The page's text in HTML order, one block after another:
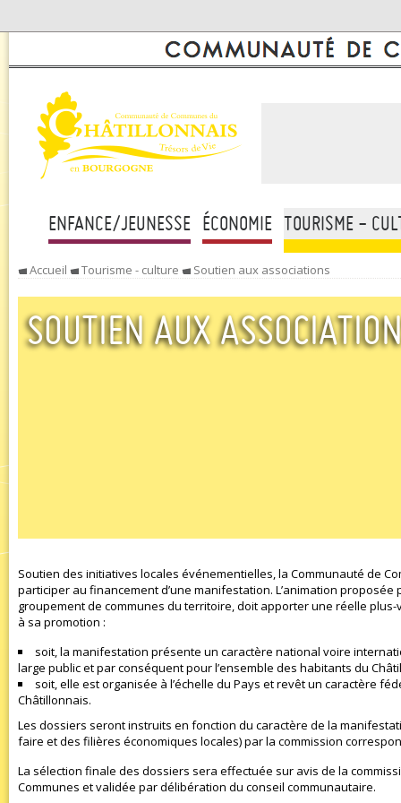
ENFANCE/JEUNESSE ÉCONOMIE TOURISME -
Accueil Tourisme - culture Soutien aux associations
SOUTIEN AUX
Soutien des initiatives locales événementielles, la Communauté de
participer au financement d’une manifestation. L’animation
groupement de communes du territoire, doit apporter une réelle
à sa promotion :
soit, la manifestation présente un caractère national voire
large public et par conséquent pour l’ensemble des habitants du
soit, elle est organisée à l’échelle du Pays et revêt un caractère
Châtillonnais.
Les dossiers seront instruits en fonction du caractère de la
faire et des filières économiques locales) par la commission
La sélection finale des dossiers sera effectuée sur avis de la
Communes et validée par délibération du conseil communautaire.